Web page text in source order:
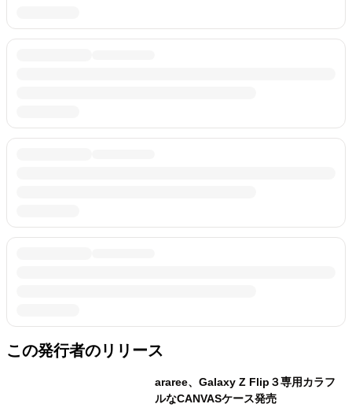
この発行者のリリース
araree、Galaxy Z Flip３専用カラフ
ルなCANVASケース発売